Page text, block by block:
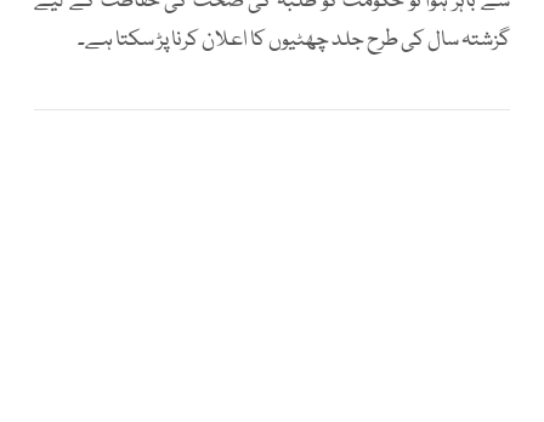
گزشتہ سال کی طرح جلد چھٹیوں کا اعلان کرنا پڑ سکتا ہے۔